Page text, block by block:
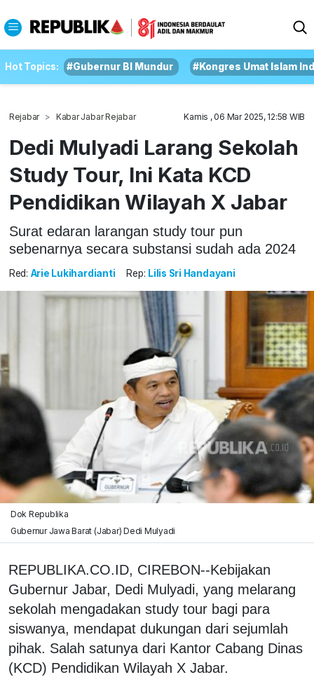
Hot Topics: #Gubernur BI Mundur #Kongres Umat Islam
Rejabar Kabar Jabar Rejabar Kamis , 06 Mar 2025, 12:58 WIB
Dedi Mulyadi Larang Sekolah
Study Tour, Ini Kata KCD
Pendidikan Wilayah X Jabar
Surat edaran larangan study tour pun
sebenarnya secara substansi sudah ada 2024
Red: Arie Lukihardianti Rep: Lilis Sri Handayani
Dok Republika
Gubernur Jawa Barat (Jabar) Dedi Mulyadi
REPUBLIKA.CO.ID, CIREBON--Kebijakan
Gubernur Jabar, Dedi Mulyadi, yang melarang
sekolah mengadakan study tour bagi para
siswanya, mendapat dukungan dari sejumlah
pihak. Salah satunya dari Kantor Cabang Dinas
(KCD) Pendidikan Wilayah X Jabar.